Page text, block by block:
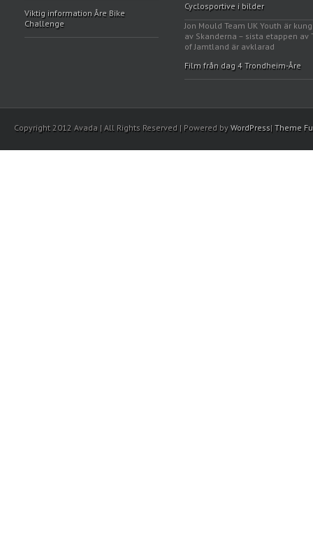
Viktig information Åre Bike
Challenge
Cyclosportive i bilder
Jon Mould Team UK Youth är
av Skanderna – sista etappen av
of Jamtland är avklarad
Film från dag 4 Trondheim-Åre
Copyright 2012 Avada | All Rights Reserved | Powered by WordPress| Theme